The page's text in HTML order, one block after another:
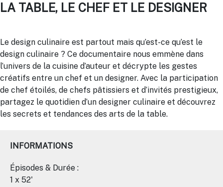
LA TABLE, LE CHEF ET LE DESIGNER
Le design culinaire est partout mais qu’est-ce qu’est le
design culinaire ? Ce documentaire nous emmène dans
l’univers de la cuisine d’auteur et décrypte les gestes
créatifs entre un chef et un designer. Avec la participation
de chef étoilés, de chefs pâtissiers et d’invités prestigieux,
partagez le quotidien d’un designer culinaire et découvrez
les secrets et tendances des arts de la table.
INFORMATIONS
Épisodes & Durée :
1 x 52'